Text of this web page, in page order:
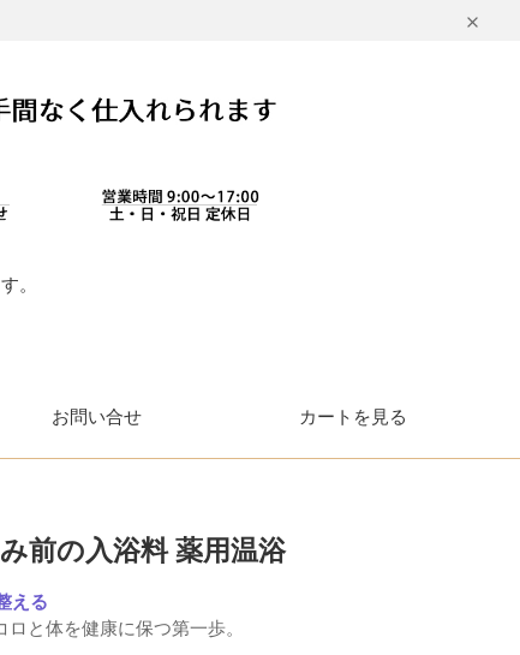
。
お問い合せ カートを見る
前の入浴料 薬用温浴
える
と体を健康に保つ第一歩。